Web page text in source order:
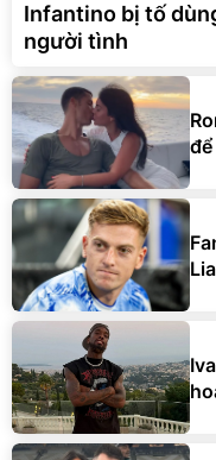
Infantino bị tố
người tình